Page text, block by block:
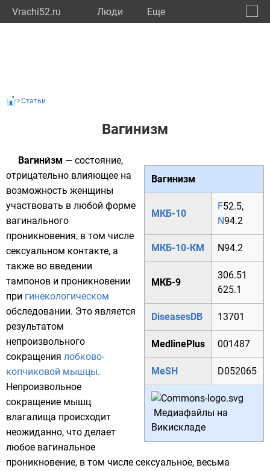
Vrachi52.ru Люди Eще
Статьи
Вагинизм
Вагинизм
МКБ-10
F52.5,
N94.2
МКБ-10-КМ N94.2
МКБ-9
306.51
625.1
DiseasesDB 13701
MedlinePlus 001487
MeSH D052065
Медиафайлы на
Викискладе
Вагини́зм — состояние,
отрицательно влияющее на
возможность женщины
участвовать в любой форме
вагинального
проникновения, в том числе
сексуальном контакте, а
также во введении
тампонов и проникновении
при гинекологическом
обследовании. Это является
результатом
непроизвольного
сокращения лобково-
копчиковой мышцы.
Непроизвольное
сокращение мышц
влагалища происходит
неожиданно, что делает
любое вагинальное
проникновение, в том числе сексуальное, весьма